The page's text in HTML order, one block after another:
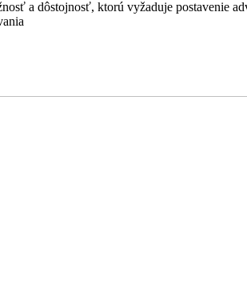
a dôstojnosť, ktorú vyžaduje postavenie